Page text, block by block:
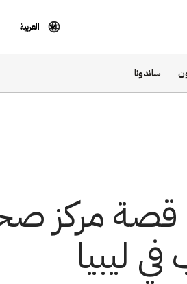
العربية
ساندونا
مركز
ليبيا